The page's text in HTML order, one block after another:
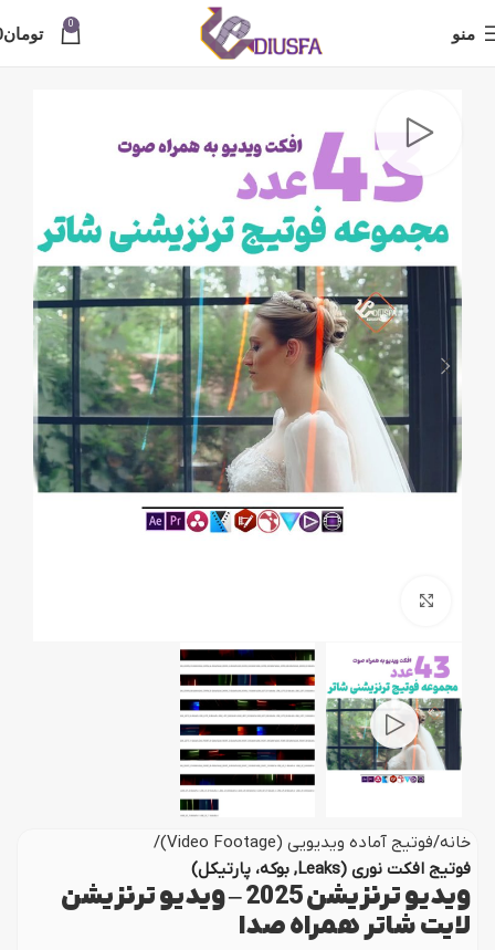
منو 0 تومان
خانه فوتیج آماده ویدیویی (Video Footage)
فوتیج افکت نوری (Leaks, بوکه، پارتیکل)
ویدیو ترنزیشن 2025 – ویدیو ترنزیشن
لایت شاتر همراه صدا